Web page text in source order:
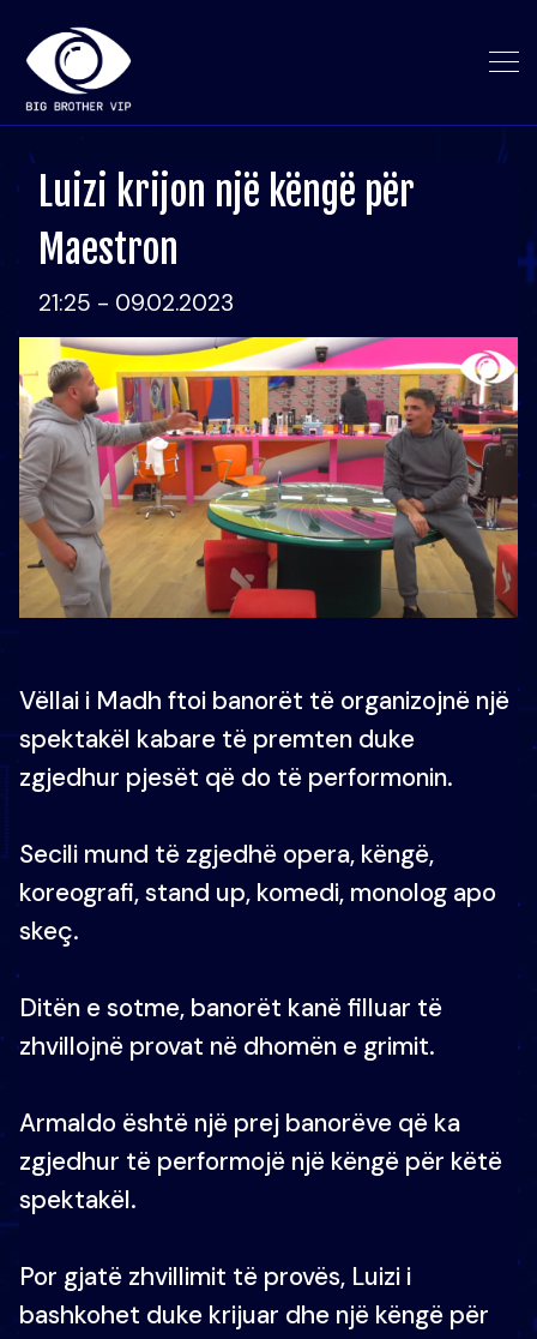
Luizi krijon një këngë për
Maestron
21:25 - 09.02.2023
Vëllai i Madh ftoi banorët të organizojnë një
spektakël kabare të premten duke
zgjedhur pjesët që do të performonin.
Secili mund të zgjedhë opera, këngë,
koreografi, stand up, komedi, monolog apo
skeç.
Ditën e sotme, banorët kanë filluar të
zhvillojnë provat në dhomën e grimit.
Armaldo është një prej banorëve që ka
zgjedhur të performojë një këngë për këtë
spektakël.
Por gjatë zhvillimit të provës, Luizi i
bashkohet duke krijuar dhe një këngë për